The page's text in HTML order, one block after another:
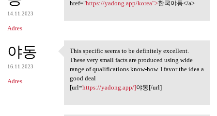
14.11.2023
Adres
href="https://yadong.app/korea">한국야동</a>
야동
16.11.2023
Adres
This specific seems to be
This specific seems to be definitely excellent.
These very small facts are produced using wide
range of qualifications know-how. I favor the idea a
good deal
[url=https://yadong.app/]야동[/url]